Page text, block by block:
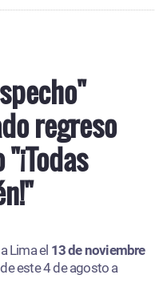
regreso
Lima el 13 de noviembre
este 4 de agosto a